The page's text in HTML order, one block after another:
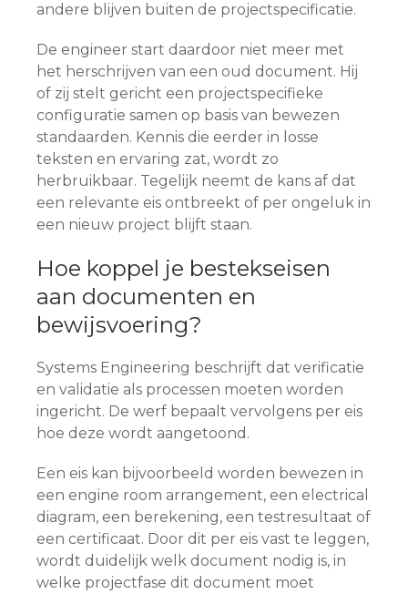
andere blijven buiten de projectspecificatie.
De engineer start daardoor niet meer met
het herschrijven van een oud document. Hij
of zij stelt gericht een projectspecifieke
configuratie samen op basis van bewezen
standaarden. Kennis die eerder in losse
teksten en ervaring zat, wordt zo
herbruikbaar. Tegelijk neemt de kans af dat
een relevante eis ontbreekt of per ongeluk in
een nieuw project blijft staan.
Hoe koppel je bestekseisen
aan documenten en
bewijsvoering?
Systems Engineering beschrijft dat verificatie
en validatie als processen moeten worden
ingericht. De werf bepaalt vervolgens per eis
hoe deze wordt aangetoond.
Een eis kan bijvoorbeeld worden bewezen in
een engine room arrangement, een electrical
diagram, een berekening, een testresultaat of
een certificaat. Door dit per eis vast te leggen,
wordt duidelijk welk document nodig is, in
welke projectfase dit document moet